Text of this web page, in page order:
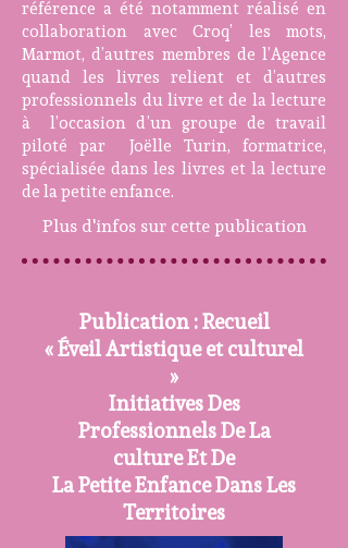
référence a été notamment réalisé en
collaboration avec Croq’ les mots,
Marmot, d’autres membres de l’Agence
quand les livres relient et d’autres
professionnels du livre et de la lecture
à l’occasion d’un groupe de travail
piloté par Joëlle Turin, formatrice,
spécialisée dans les livres et la lecture
de la petite enfance.
Plus d'infos sur cette publication
Publication : Recueil
« Éveil Artistique et culturel
»
Initiatives Des
Professionnels De La
culture Et De
La Petite Enfance Dans Les
Territoires